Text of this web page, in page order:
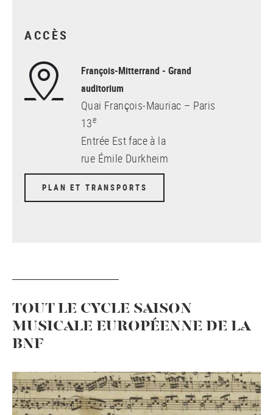
ACCÈS
François-Mitterrand - Grand
auditorium
Quai François-Mauriac – Paris
13e
Entrée Est face à la
rue Émile Durkheim
PLAN ET TRANSPORTS
TOUT LE CYCLE SAISON
MUSICALE EUROPÉENNE DE LA
BNF